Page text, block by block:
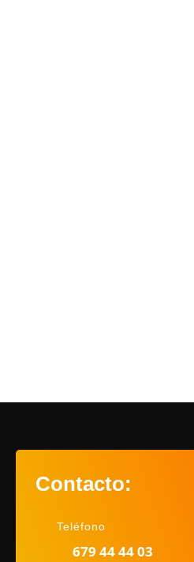
Contacto:
Teléfono
679 44 44 03